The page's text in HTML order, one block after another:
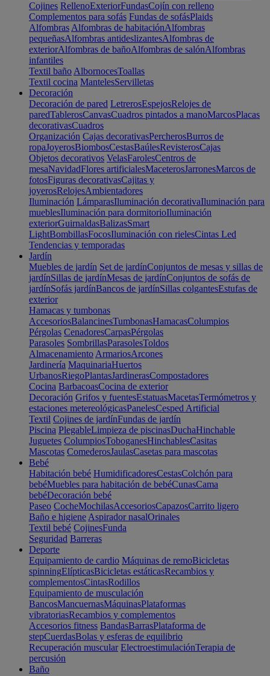
Cojines RellenoExteriorFundasCojín con relleno
Complementos para sofás Fundas de sofásPlaids
Alfombras Alfombras de habitaciónAlfombras
pequeñasAlfombras antideslizantesAlfombras de
exteriorAlfombras de bañoAlfombras de salónAlfombras
infantiles
Textil baño AlbornocesToallas
Textil cocina MantelesServilletas
Decoración
Decoración de pared LetrerosEspejosRelojes de
paredTablerosCanvasCuadros pintados a manoMarcosPlacas
decorativasCuadros
Organización Cajas decorativasPercherosBurros de
ropaJoyerosBiombosCestasBaúlesRevisterosCajas
Objetos decorativos VelasFarolesCentros de
mesaNavidadFlores artificialesMaceterosJarronesMarcos de
fotosFiguras decorativasCajitas y
joyerosRelojesAmbientadores
Iluminación LámparasIluminación decorativaIluminación para
mueblesIluminación para dormitorioIluminación
exteriorGuirnaldasBalizasSmart
LightBombillasFocosIluminación con rielesCintas Led
Tendencias y temporadas
Jardín
Muebles de jardín Set de jardínConjuntos de mesas y sillas de
jardínSillas de jardínMesas de jardínConjuntos de sofás de
jardínSofás jardínBancos de jardínSillas colgantesEstufas de
exterior
Hamacas y tumbonas
AccesoriosBalancinesTumbonasHamacasColumpios
Pérgolas CenadoresCarpasPérgolas
Parasoles SombrillasParasolesToldos
Almacenamiento ArmariosArcones
Jardinería MaquinariaHuertos
UrbanosRiegoPlantasJardinerasCompostadores
Cocina BarbacoasCocina de exterior
Decoración Grifos y fuentesEstatuasMacetasTermómetros y
estaciones metereológicasPanelesCesped Artificial
Textil Cojines de jardínFundas de jardín
Piscina PlegableLimpieza de piscinasDuchaHinchable
Juguetes ColumpiosToboganesHinchablesCasitas
Mascotas ComederosJaulasCasetas para mascotas
Bebé
Habitación bebé HumidificadoresCestasColchón para
bebéMuebles para habitación de bebéCunasCama
bebéDecoración bebé
Paseo CocheMochilasAccesoriosCapazosCarrito ligero
Baño e higiene Aspirador nasalOrinales
Textil bebé CojinesFunda
Seguridad Barreras
Deporte
Equipamiento de cardio Máquinas de remoBicicletas
spinningElípticasBicicletas estáticasRecambios y
complementosCintasRodillos
Equipamiento de musculación
BancosMancuernasMáquinasPlataformas
vibratoriasRecambios y complementos
Accesorios fitness BandasBarrasPlataforma de
stepCuerdasBolas y esferas de equilibrio
Recuperación muscular ElectroestimulaciónTerapia de
percusión
Baño